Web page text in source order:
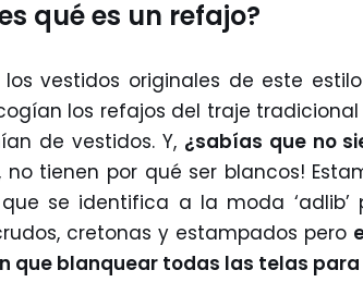
qué es un refajo?
los vestidos originales de este
los refajos del traje
de vestidos. Y, ¿sabías que no
no tienen por qué ser blancos!
se identifica a la moda
cretonas y estampados pero
que blanquear todas las telas